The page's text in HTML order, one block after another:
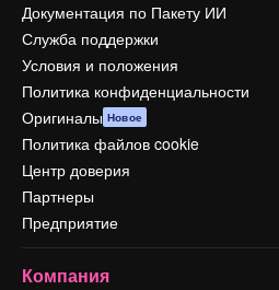
Документация по Пакету ИИ
Служба поддержки
Условия и положения
Политика конфиденциальности
Оригиналы Новое
Политика файлов cookie
Центр доверия
Партнеры
Предприятие
Компания